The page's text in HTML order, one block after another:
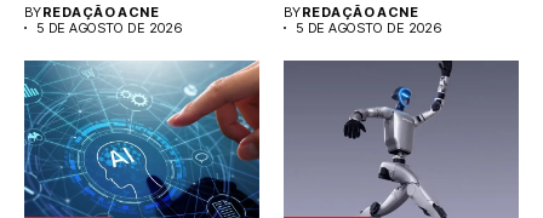
BYREDAÇÃO ACNE
5 DE AGOSTO DE 2026
BYREDAÇÃO ACNE
5 DE AGOSTO DE 2026